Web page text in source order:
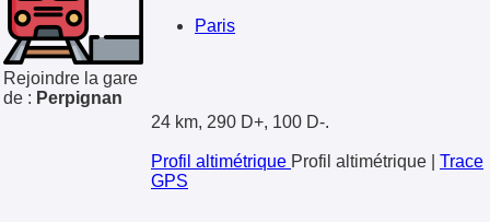
Rejoindre la gare
de : Perpignan
Paris
24 km, 290 D+, 100 D-.
Profil altimétrique Profil altimétrique
Trace
GPS